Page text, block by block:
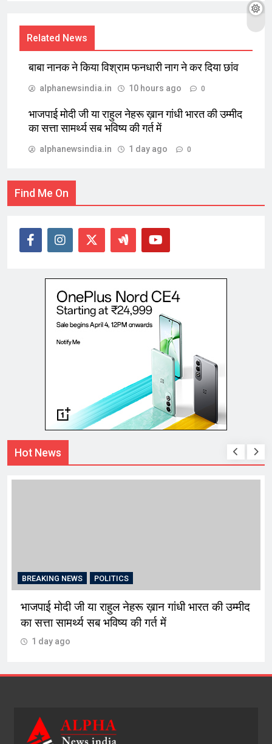
Related News
बाबा नानक ने किया विश्राम फनधारी नाग ने कर दिया छांव
alphanewsindia.in 10 hours ago 0
भाजपाई मोदी जी या राहुल नेहरू ख़ान गांधी भारत की उम्मीद
का सत्ता सामर्थ्य सब भविष्य की गर्त में
alphanewsindia.in 1 day ago 0
Find Me On
Hot News
BREAKING NEWS POLITICS
भाजपाई मोदी जी या राहुल नेहरू ख़ान गांधी भारत की उम्मीद
का सत्ता सामर्थ्य सब भविष्य की गर्त में
1 day ago